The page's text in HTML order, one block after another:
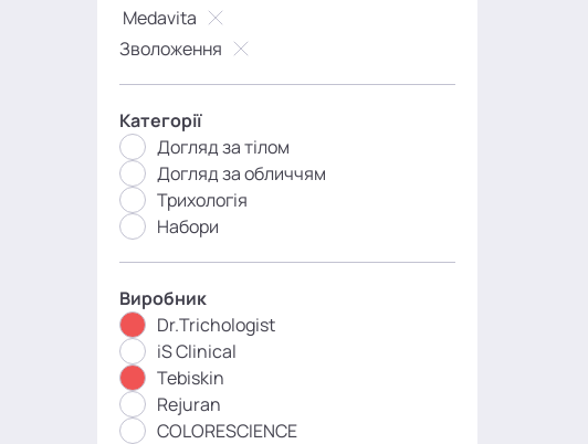
Medavita
Зволоження
Категорії
Догляд за тілом
Догляд за обличчям
Трихологія
Набори
Виробник
Dr.Trichologist
iS Clinical
Tebiskin
Rejuran
COLORESCIENCE